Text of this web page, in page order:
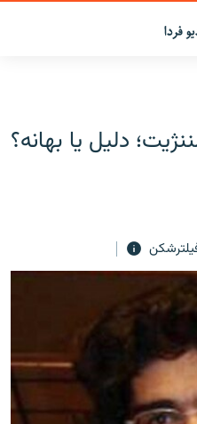
دلیل یا بهانه؟